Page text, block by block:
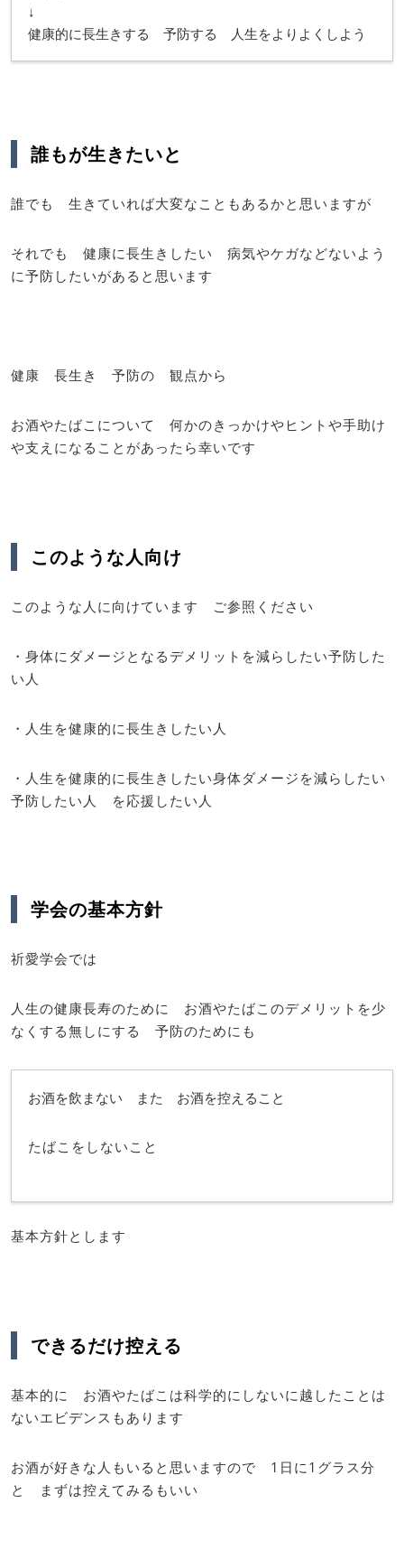
↓
健康的に長生きする 予防する 人生をよりよくしよう
誰もが生きたいと
誰でも 生きていれば大変なこともあるかと思いますが
それでも 健康に長生きしたい 病気やケガなどないよう
に予防したいがあると思います
健康 長生き 予防の 観点から
お酒やたばこについて 何かのきっかけやヒントや手助け
や支えになることがあったら幸いです
このような人向け
このような人に向けています ご参照ください
・身体にダメージとなるデメリットを減らしたい予防した
い人
・人生を健康的に長生きしたい人
・人生を健康的に長生きしたい身体ダメージを減らしたい
予防したい人 を応援したい人
学会の基本方針
祈愛学会では
人生の健康長寿のために お酒やたばこのデメリットを少
なくする無しにする 予防のためにも
お酒を飲まない また お酒を控えること
たばこをしないこと
基本方針とします
できるだけ控える
基本的に お酒やたばこは科学的にしないに越したことは
ないエビデンスもあります
お酒が好きな人もいると思いますので 1日に1グラス分
と まずは控えてみるもいい